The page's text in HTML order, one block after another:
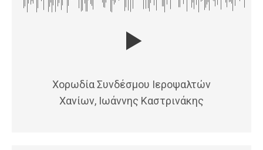
Χορωδία Συνδέσμου Ιεροψαλτών
Χανίων, Ιωάννης Καστρινάκης